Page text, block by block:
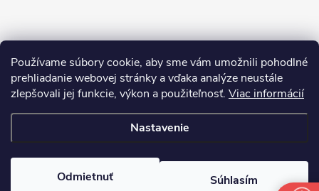
Používame súbory cookie, aby sme vám umožnili pohodlné
prehliadanie webovej stránky a vďaka analýze neustále
zlepšovali jej funkcie, výkon a použiteľnosť. Viac informácií
Nastavenie
Odmietnuť Súhlasím
Copyright 2026
cookies